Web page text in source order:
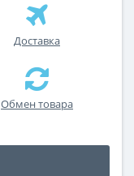
Доставка
Обмен товара